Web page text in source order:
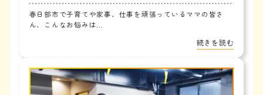
春日部市で子育てや家事、仕事を頑張っているママの皆さ
ん、こんなお悩みは...
続きを読む